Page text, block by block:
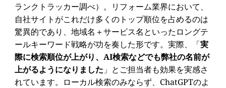
ランクトラッカー調べ）。リフォーム業界において、
自社サイトがこれだけ多くのトップ順位を占めるのは
驚異的であり、地域名＋サービス名といったロングテ
ールキーワード戦略が功を奏した形です。実際、「実
際に検索順位が上がり、AI検索などでも弊社の名前が
上がるようになりました 」とご担当者も効果を実感さ
れています。ローカル検索のみならず、ChatGPTのよ